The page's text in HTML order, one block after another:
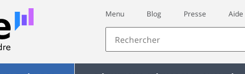
Menu Blog Presse Aide